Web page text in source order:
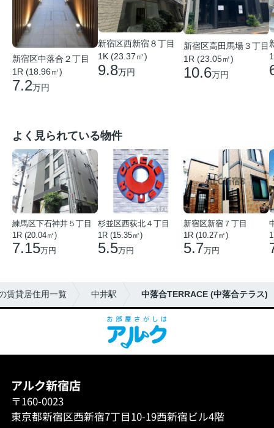
新宿区中落合２丁目
1R (18.96㎡)
7.2万円
新宿区西新宿８丁目
1K (23.37㎡)
9.8万円
新宿区高田馬場３丁目
1R (23.05㎡)
10.6万円
よく見られている物件
練馬区下石神井５丁目
1R (20.04㎡)
7.15万円
杉並区西荻北４丁目
1R (15.35㎡)
5.5万円
新宿区新宿７丁目
1R (10.27㎡)
5.7万円
賃貸居住用一覧 中井駅 中落合TERRACE (中落合テラス)
アルク新宿店
〒160-0023
東京都新宿区西新宿7丁目10-19西新宿ビル4階